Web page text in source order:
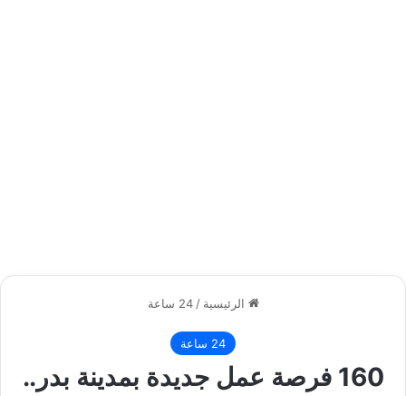
الرئيسية / 24 ساعة
24 ساعة
160 فرصة عمل جديدة بمدينة بدر..